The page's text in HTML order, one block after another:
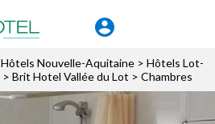
Hôtels Nouvelle-Aquitaine > Hôtels Lot-
> Brit Hotel Vallée du Lot > Chambres